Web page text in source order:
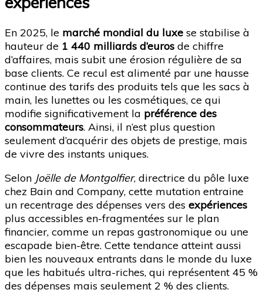
En 2025, le marché mondial du luxe se stabilise à
hauteur de 1 440 milliards d’euros de chiffre
d’affaires, mais subit une érosion régulière de sa
base clients. Ce recul est alimenté par une hausse
continue des tarifs des produits tels que les sacs à
main, les lunettes ou les cosmétiques, ce qui
modifie significativement la préférence des
consommateurs. Ainsi, il n’est plus question
seulement d’acquérir des objets de prestige, mais
de vivre des instants uniques.
Selon Joëlle de Montgolfier, directrice du pôle luxe
chez Bain and Company, cette mutation entraine
un recentrage des dépenses vers des expériences
plus accessibles en-fragmentées sur le plan
financier, comme un repas gastronomique ou une
escapade bien-être. Cette tendance atteint aussi
bien les nouveaux entrants dans le monde du luxe
que les habitués ultra-riches, qui représentent 45 %
des dépenses mais seulement 2 % des clients.